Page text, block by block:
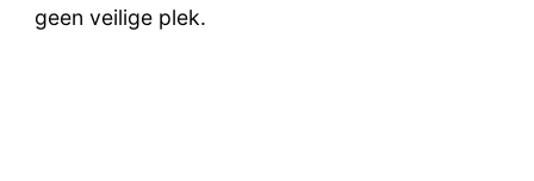
geen veilige plek.